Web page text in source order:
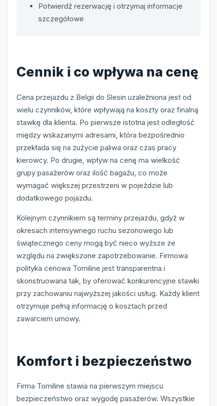
Potwierdź rezerwację i otrzymaj informacje
szczegółowe
Cennik i co wpływa na cenę
Cena przejazdu z Belgii do Slesin uzależniona jest od
wielu czynników, które wpływają na koszty oraz finalną
stawkę dla klienta. Po pierwsze istotna jest odległość
między wskazanymi adresami, która bezpośrednio
przekłada się na zużycie paliwa oraz czas pracy
kierowcy. Po drugie, wpływ na cenę ma wielkość
grupy pasażerów oraz ilość bagażu, co może
wymagać większej przestrzeni w pojeździe lub
dodatkowego pojazdu.
Kolejnym czynnikiem są terminy przejazdu, gdyż w
okresach intensywnego ruchu sezonowego lub
świątecznego ceny mogą być nieco wyższe ze
względu na zwiększone zapotrzebowanie. Firmowa
polityka cenowa Tomiline jest transparentna i
skonstruowana tak, by oferować konkurencyjne stawki
przy zachowaniu najwyższej jakości usług. Każdy klient
otrzymuje pełną informację o kosztach przed
zawarciem umowy.
Komfort i bezpieczeństwo
Firma Tomiline stawia na pierwszym miejscu
bezpieczeństwo oraz wygodę pasażerów. Wszystkie